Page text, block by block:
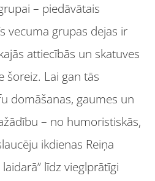
– piedāvātais
vecuma grupas dejas ir
attiecībās un skatuves
šoreiz. Lai gan tās
domāšanas, gaumes un
– no humoristiskās,
ikdienas Reiņa
līdz vieglprātīgi